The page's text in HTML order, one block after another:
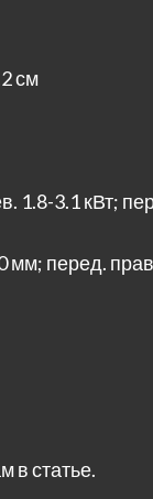
см
1.8-3.1 кВт;
перед.
в статье.